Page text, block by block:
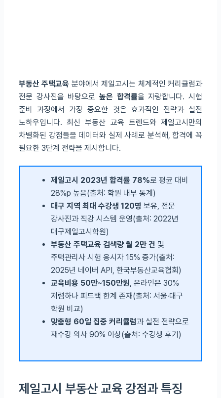
부동산 주택교육 분야에서 제일고시는 체계적인 커리큘럼과
전문 강사진을 바탕으로 높은 합격률을 자랑합니다. 시험
준비 과정에서 가장 중요한 것은 효과적인 전략과 실전
노하우입니다. 최신 부동산 교육 트렌드와 제일고시만의
차별화된 강점들을 데이터와 실제 사례로 분석해, 합격에 꼭
필요한 3단계 전략을 제시합니다.
제일고시 2023년 합격률 78%로 평균 대비
28%p 높음(출처: 학원 내부 통계)
대구 지역 최대 수강생 120명 보유, 전문
강사진과 직강 시스템 운영(출처: 2022년
대구제일고시학원)
부동산 주택교육 검색량 월 2만 건 및
주택관리사 시험 응시자 15% 증가(출처:
2025년 네이버 API, 한국부동산교육협회)
교육비용 50만~150만원, 온라인은 30%
저렴하나 피드백 한계 존재(출처: 서울·대구
학원 비교)
맞춤형 60일 집중 커리큘럼과 실전 전략으로
재수강 의사 90% 이상(출처: 수강생 후기)
제일고시 부동산 교육 강점과 특징